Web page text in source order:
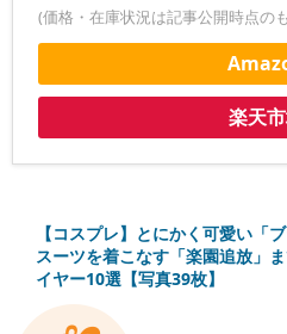
(価格・在庫状況は記事公開時点の
楽天
【コスプレ】とにかく可愛い「
スーツを着こなす「楽園追放」
イヤー10選【写真39枚】